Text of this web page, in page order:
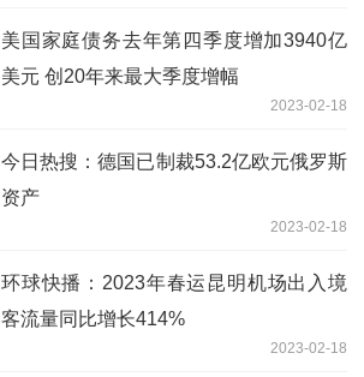
美国家庭债务去年第四季度增加3940亿
美元 创20年来最大季度增幅
2023-02-18
今日热搜：德国已制裁53.2亿欧元俄罗斯
资产
2023-02-18
环球快播：2023年春运昆明机场出入境
客流量同比增长414%
2023-02-18